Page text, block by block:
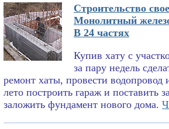
Строительство
Монолитный
В 24 частях
Купив хату с
за пару недель
ремонт хаты, провести водопровод
лето построить гараж и поставить
заложить фундамент нового дома.